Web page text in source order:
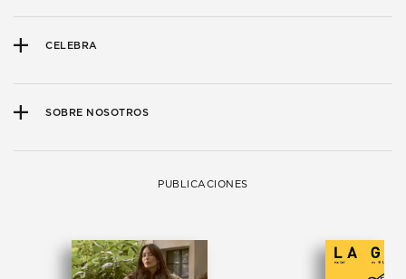
CELEBRA
SOBRE NOSOTROS
PUBLICACIONES